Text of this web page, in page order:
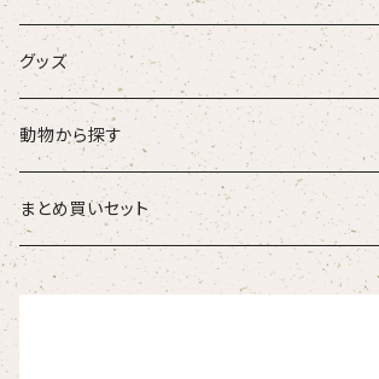
大人
こども
ベビー
スタイ
Tシャツ（半袖）
グッズ
タオル・ハンカチ
ポーチ
トートバッグ
動物から探す
ズーラシアンブラス
オカピ
弦うさぎ
まとめ買いセット